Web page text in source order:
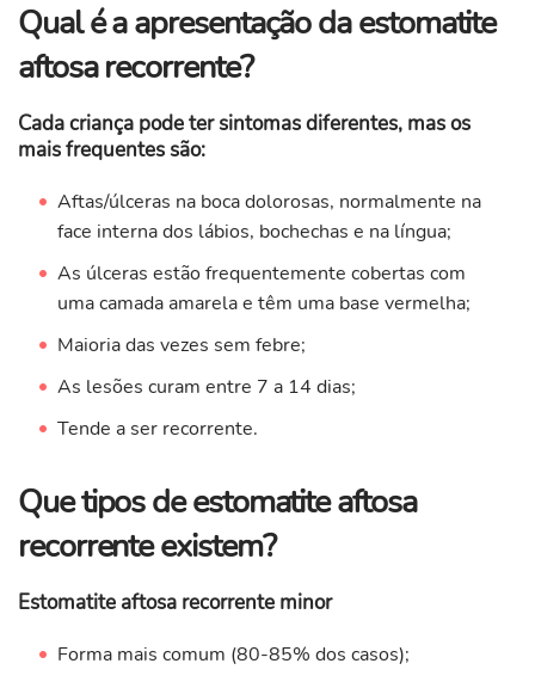
Qual é a apresentação da estomatite
aftosa recorrente?
Cada criança pode ter sintomas diferentes, mas os
mais frequentes são:
Aftas/úlceras na boca dolorosas, normalmente na
face interna dos lábios, bochechas e na língua;
As úlceras estão frequentemente cobertas com
uma camada amarela e têm uma base vermelha;
Maioria das vezes sem febre;
As lesões curam entre 7 a 14 dias;
Tende a ser recorrente.
Que tipos de estomatite aftosa
recorrente existem?
Estomatite aftosa recorrente minor
Forma mais comum (80-85% dos casos);